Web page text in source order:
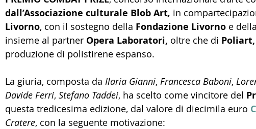
dall’Associazione culturale Blob Art, in
Livorno, con il sostegno della Fondazione Livorno e
insieme al partner Opera Laboratori, oltre che di Poliart,
produzione di polistirene espanso.
La giuria, composta da Ilaria Gianni, Francesca Baboni,
Davide Ferri, Stefano Taddei, ha scelto come vincitore del
questa tredicesima edizione, dal valore di diecimila euro
Cratere, con la seguente motivazione: